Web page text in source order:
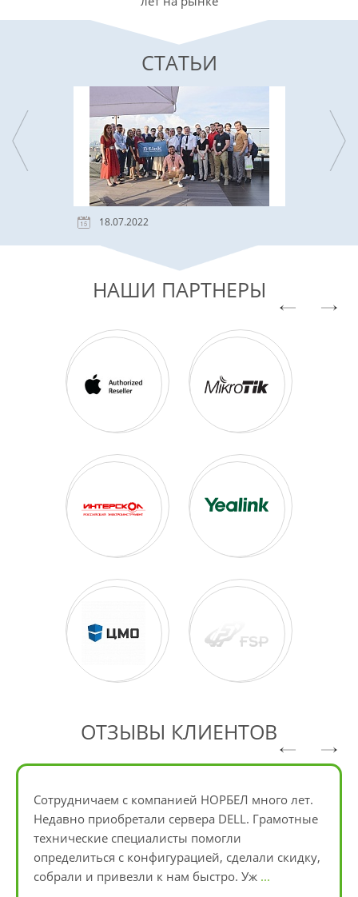
СТАТЬИ
18.07.2022
НАШИ ПАРТНЕРЫ
ОТЗЫВЫ КЛИЕНТОВ
Сотрудничаем с компанией НОРБЕЛ много лет.
Недавно приобретали сервера DELL. Грамотные
технические специалисты помогли
определиться с конфигурацией, сделали скидку,
собрали и привезли к нам быстро. Уж ...